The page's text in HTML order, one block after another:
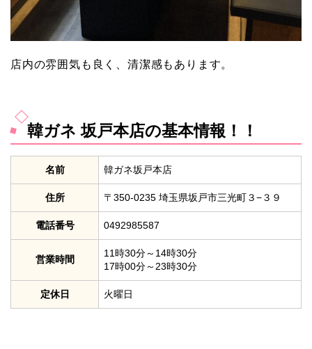
店内の雰囲気も良く、清潔感もあります。
韓ガネ 坂戸本店の基本情報！！
名前 韓ガネ坂戸本店
住所 〒350-0235 埼玉県坂戸市三光町３−３９
電話番号 0492985587
営業時間
11時30分～14時30分
17時00分～23時30分
定休日 火曜日